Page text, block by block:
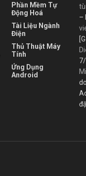
Phần Mềm Tự
Động Hoá
Tài Liệu Ngành
Điện
Thủ Thuật Máy
Tính
Ứng Dụng
Android
–